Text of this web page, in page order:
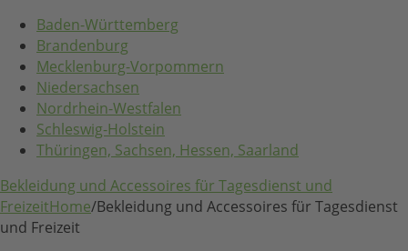
Baden-Württemberg
Brandenburg
Mecklenburg-Vorpommern
Niedersachsen
Nordrhein-Westfalen
Schleswig-Holstein
Thüringen, Sachsen, Hessen, Saarland
Bekleidung und Accessoires für Tagesdienst und
FreizeitHome/Bekleidung und Accessoires für Tagesdienst
und Freizeit